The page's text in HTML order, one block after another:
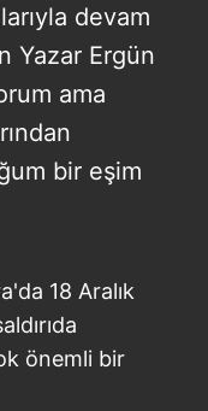
devam
Yazar Ergün
ama
bir eşim
18 Aralık
önemli bir